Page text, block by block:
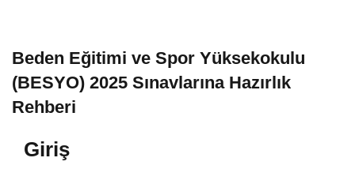
Beden Eğitimi ve Spor Yüksekokulu
(BESYO) 2025 Sınavlarına Hazırlık
Rehberi
Giriş